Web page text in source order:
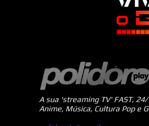
A sua 'streaming TV' FAST,
Anime, Música, Cultura Pop e